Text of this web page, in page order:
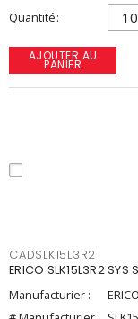
Quantité
AJOUTER AU
PANIER
CADSLK15L3R2
ERICO SLK15L3R2
Manufacturier :
ERICO